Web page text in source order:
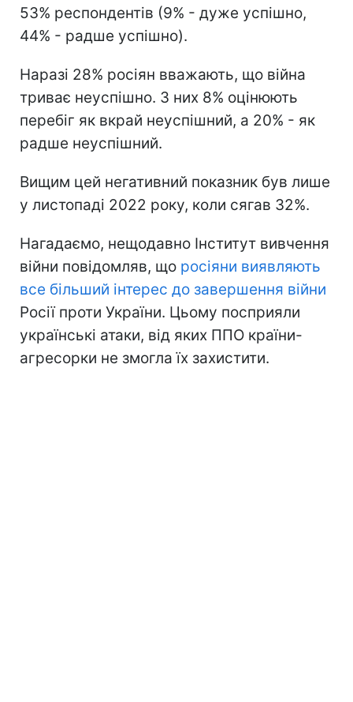
53% респондентів (9% - дуже успішно,
44% - радше успішно).
Наразі 28% росіян вважають, що війна
триває неуспішно. З них 8% оцінюють
перебіг як вкрай неуспішний, а 20% - як
радше неуспішний.
Вищим цей негативний показник був лише
у листопаді 2022 року, коли сягав 32%.
Нагадаємо, нещодавно Інститут вивчення
війни повідомляв, що росіяни виявляють
все більший інтерес до завершення війни
Росії проти України. Цьому посприяли
українські атаки, від яких ППО країни-
агресорки не змогла їх захистити.